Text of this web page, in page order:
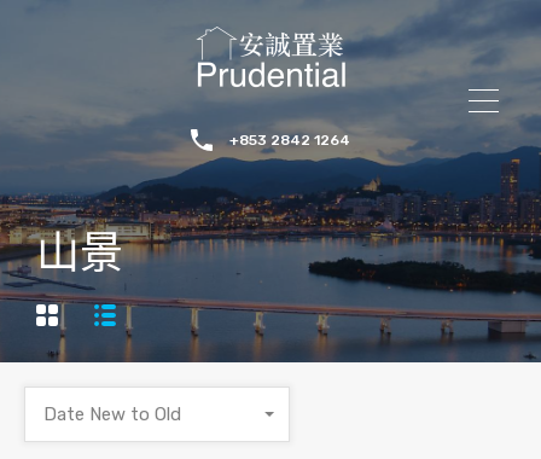
+853 2842 1264
山景
Date New to Old